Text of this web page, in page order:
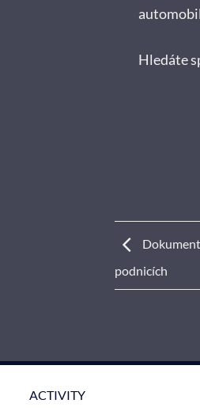
Hledáte
podnicích
ACTIVITY